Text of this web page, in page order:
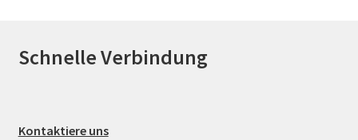
Schnelle Verbindung
Kontaktiere uns